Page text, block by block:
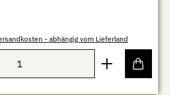
- abhängig vom Lieferland
den gewünschten Wert ein